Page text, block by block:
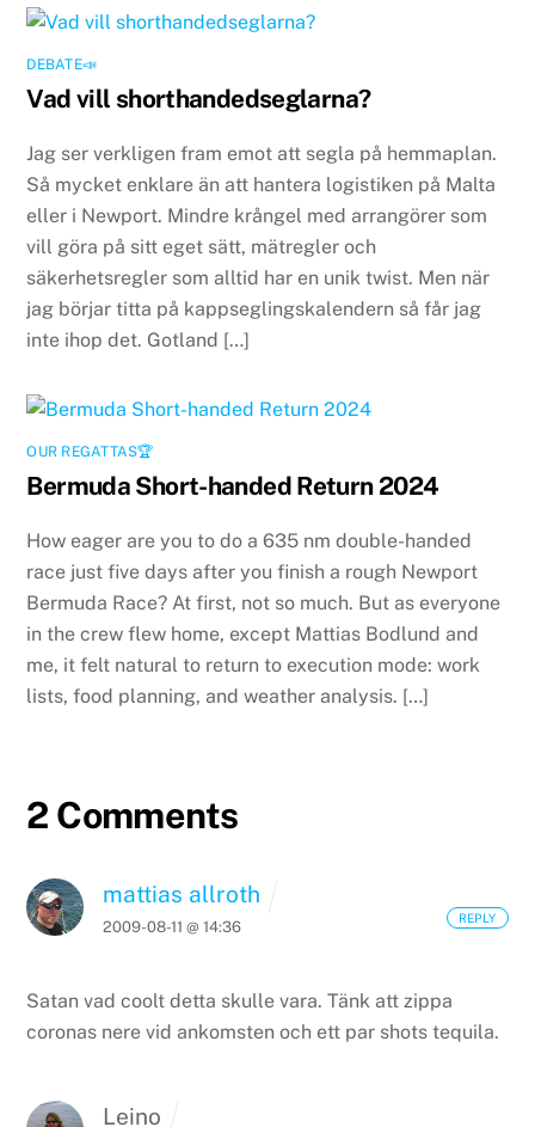
DEBATE📣
Vad vill shorthandedseglarna?
Jag ser verkligen fram emot att segla på hemmaplan.
Så mycket enklare än att hantera logistiken på Malta
eller i Newport. Mindre krångel med arrangörer som
vill göra på sitt eget sätt, mätregler och
säkerhetsregler som alltid har en unik twist. Men när
jag börjar titta på kappseglingskalendern så får jag
inte ihop det. Gotland […]
OUR REGATTAS🏆
Bermuda Short-handed Return 2024
How eager are you to do a 635 nm double-handed
race just five days after you finish a rough Newport
Bermuda Race? At first, not so much. But as everyone
in the crew flew home, except Mattias Bodlund and
me, it felt natural to return to execution mode: work
lists, food planning, and weather analysis. […]
2 Comments
mattias allroth
2009-08-11 @ 14:36
Satan vad coolt detta skulle vara. Tänk att zippa
coronas nere vid ankomsten och ett par shots tequila.
REPLY
Leino